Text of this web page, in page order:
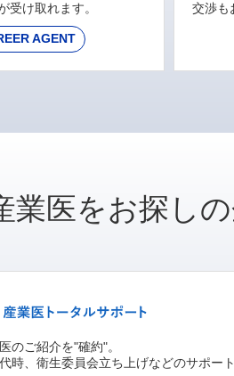
受け取れます。
AGENT
交渉も
業医をお探し
のご紹介を"確約"。
時、衛生委員会立ち上げなどのサポー